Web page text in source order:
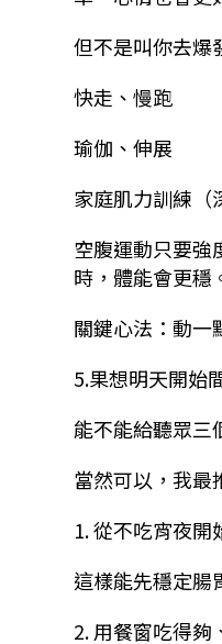
但不是叫你去爆
快走、慢跑
瑜伽、伸展
家庭肌力訓練（
空腹運動只要強
時，體能會更穩
關鍵心法：動一
5.果想明天開始
能不能給聽眾三
當然可以，我最
1.從不吃宵夜開
這樣能先穩定腸
2.用餐窗吃得夠